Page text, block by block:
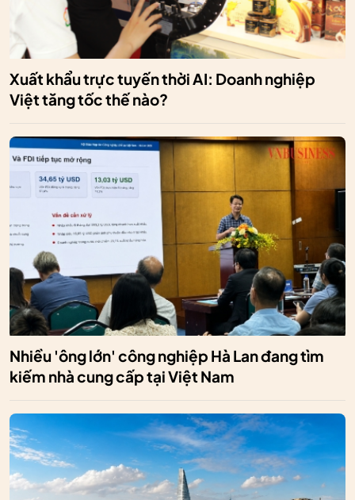
Xuất khẩu trực tuyến thời AI: Doanh nghiệp
Việt tăng tốc thế nào?
Nhiều 'ông lớn' công nghiệp Hà Lan đang tìm
kiếm nhà cung cấp tại Việt Nam